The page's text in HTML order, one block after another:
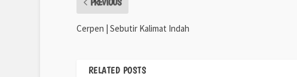
PREVIOUS
Cerpen | Sebutir Kalimat Indah
RELATED POSTS